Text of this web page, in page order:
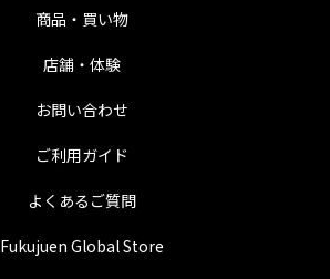
商品・買い物
店舗・体験
お問い合わせ
ご利用ガイド
よくあるご質問
Fukujuen Global Store